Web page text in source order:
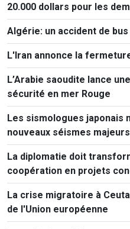
20.000 dollars pour les
ressortissants de 50 pays
Algérie: un accident de
L'Iran annonce la
L’Arabie saoudite lance
sécurité en mer Rouge
Les sismologues japonais
nouveaux séismes
La diplomatie doit
coopération en projets
La crise migratoire à
de l'Union européenne